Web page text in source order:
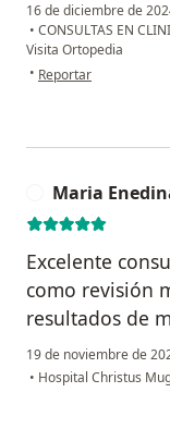
16 de diciembre de
• CONSULTAS EN
Visita Ortopedia
• en opinión del usuario
Reportar
Maria
Excelente
como revisión
resultados de
19 de noviembre de
• Hospital Christus